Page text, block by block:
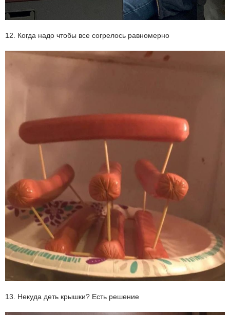
12. Когда надо чтобы все согрелось равномерно
13. Некуда деть крышки? Есть решение